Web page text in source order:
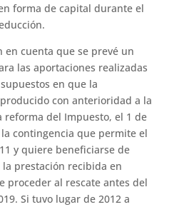
forma de capital durante el
en cuenta que se prevé un
las aportaciones realizadas
en que la
con anterioridad a la
reforma del Impuesto, el 1 de
contingencia que permite el
y quiere beneficiarse de
prestación recibida en
proceder al rescate antes del
Si tuvo lugar de 2012 a